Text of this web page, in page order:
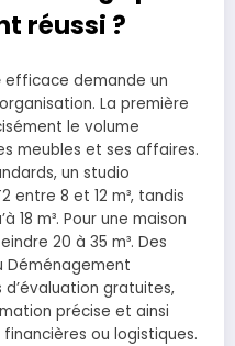
réussi ?
efficace demande un
La première
le volume
meubles et ses affaires.
un studio
entre 8 et 12 m³, tandis
18 m³. Pour une maison
20 à 35 m³. Des
Déménagement
gratuites,
précise et ainsi
ou logistiques.